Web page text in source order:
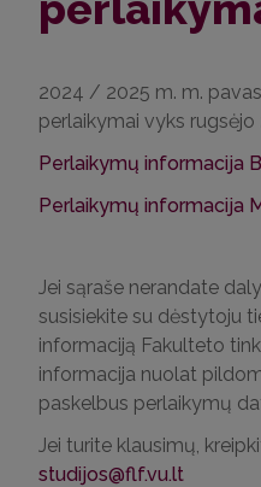
2024 / 2025 m. m.
perlaikymai vyks rugsėjo
Perlaikymų informacija
Perlaikymų informacija
Jei sąraše nerandate
susisiekite su dėstytoju
informaciją Fakulteto
informacija nuolat
paskelbus perlaikymų
Jei turite klausimų,
studijos@flf.vu.lt